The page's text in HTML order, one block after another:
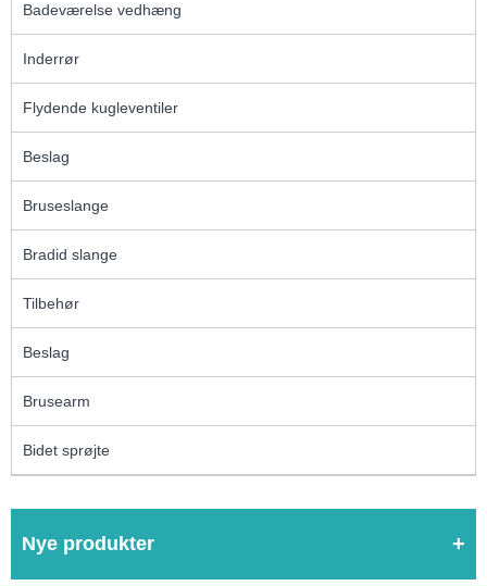
Badeværelse vedhæng
Inderrør
Flydende kugleventiler
Beslag
Bruseslange
Bradid slange
Tilbehør
Beslag
Brusearm
Bidet sprøjte
Nye produkter